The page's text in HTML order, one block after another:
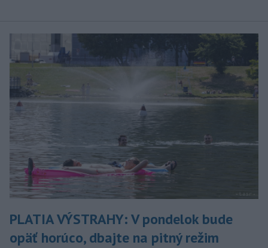
PLATIA VÝSTRAHY: V pondelok bude
opäť horúco, dbajte na pitný režim